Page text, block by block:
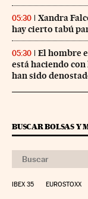
05:30
Xandra
hay cierto tabú
05:30
El hombre
está haciendo
han sido
BUSCAR BOLSAS Y
IBEX 35 EUROSTOXX